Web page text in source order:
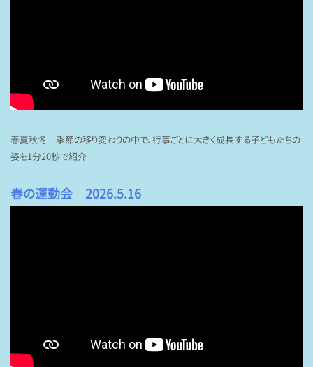
春夏秋冬 季節の移り変わりの中で、行事ごとに大きく成長する子どもたちの
姿を1分20秒で紹介
春の運動会 2026.5.16